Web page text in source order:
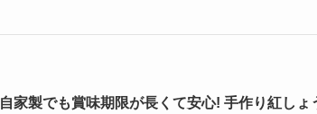
自家製でも賞味期限が長くて安心! 手作り紅しょ